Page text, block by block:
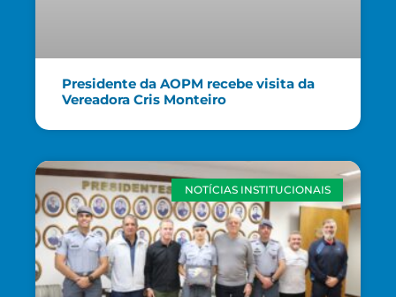
Presidente da AOPM recebe visita da
Vereadora Cris Monteiro
NOTÍCIAS INSTITUCIONAIS